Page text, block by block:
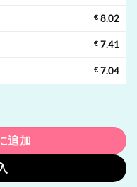
€ 8.02
€ 7.41
€ 7.04
| 120000 パフ, 5 フレーバ
追加